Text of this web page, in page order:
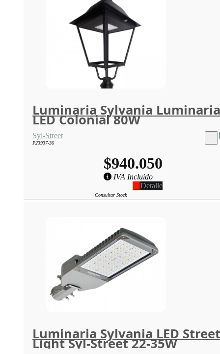
Luminaria Sylvania Luminaria
LED Colonial 80W
Syl-Street
P23937-36
$940.050
IVA Incluido
Detalle
Consultar Stock
Luminaria Sylvania LED Street
Light Syl-Street 22-35W